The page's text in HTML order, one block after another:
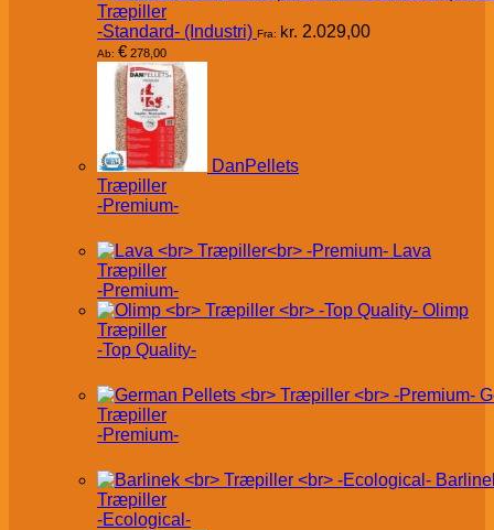
Træpiller
-Standard- (Industri) Fra: kr. 2.029,00
Ab: € 278,00
DanPellets
Træpiller
-Premium-
Lava
Træpiller
-Premium-
Olimp
Træpiller
-Top Quality-
Træpiller
-Premium-
Træpiller
-Ecological-